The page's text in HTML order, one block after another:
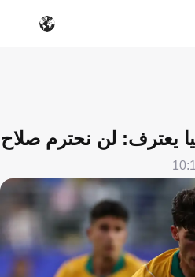
يعترف: لن نحترم صلاح